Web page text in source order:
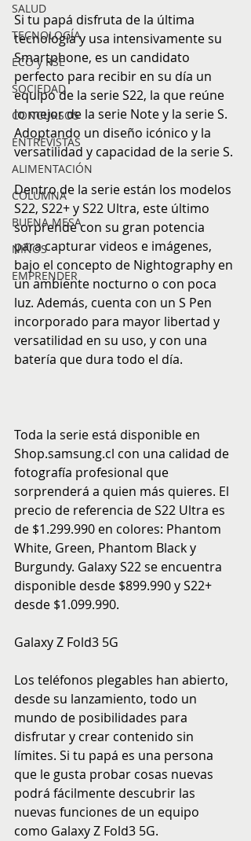
SALUD
TECNOLOGÍA
ECO y RSE
SOCIEDAD
CONCURSOS
ENTREVISTAS
ALIMENTACIÓN
COLUMNA
BUENA MESA
NIÑOS
EMPRENDER
Si tu papá disfruta de la última
tecnología y usa intensivamente su
Smartphone, es un candidato
perfecto para recibir en su día un
equipo de la serie S22, la que reúne
lo mejor de la serie Note y la serie S.
Adoptando un diseño icónico y la
versatilidad y capacidad de la serie S.
Dentro de la serie están los modelos
S22, S22+ y S22 Ultra, este último
sorprende con su gran potencia
para capturar videos e imágenes,
bajo el concepto de Nightography en
un ambiente nocturno o con poca
luz. Además, cuenta con un S Pen
incorporado para mayor libertad y
versatilidad en su uso, y con una
batería que dura todo el día.
Toda la serie está disponible en
Shop.samsung.cl con una calidad de
fotografía profesional que
sorprenderá a quien más quieres. El
precio de referencia de S22 Ultra es
de $1.299.990 en colores: Phantom
White, Green, Phantom Black y
Burgundy. Galaxy S22 se encuentra
disponible desde $899.990 y S22+
desde $1.099.990.
Galaxy Z Fold3 5G
Los teléfonos plegables han abierto,
desde su lanzamiento, todo un
mundo de posibilidades para
disfrutar y crear contenido sin
límites. Si tu papá es una persona
que le gusta probar cosas nuevas
podrá fácilmente descubrir las
nuevas funciones de un equipo
como Galaxy Z Fold3 5G.